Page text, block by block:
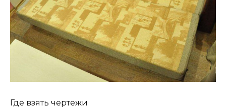
Где взять чертежи